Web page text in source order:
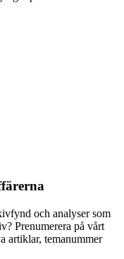
och analyser som
Prenumerera på vårt
artiklar, temanummer